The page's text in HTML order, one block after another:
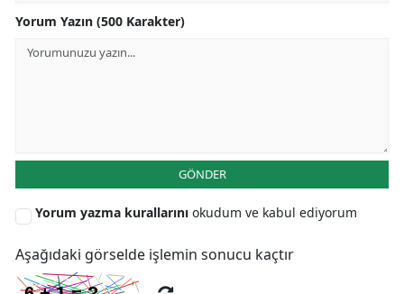
Yorum Yazın (500 Karakter)
GÖNDER
Yorum yazma kurallarını okudum ve kabul ediyorum
Aşağıdaki görselde işlemin sonucu kaçtır